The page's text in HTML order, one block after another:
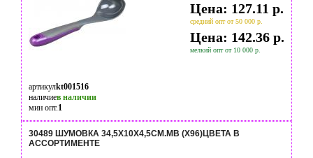
Цена: 127.11 р.
средний опт от 50 000 р.
Цена: 142.36 р.
мелкий опт от 10 000 р.
артикулkt001516
наличиев наличии
мин опт.1
30489 ШУМОВКА 34,5Х10Х4,5СМ.MB (Х96)ЦВЕТА В
АССОРТИМЕНТЕ